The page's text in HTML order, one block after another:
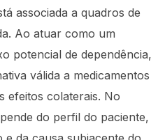
associada a quadros de
Ao atuar como um
potencial de dependência,
válida a medicamentos
efeitos colaterais. No
do perfil do paciente,